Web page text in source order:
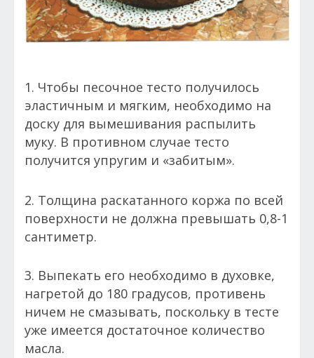
1. Чтобы песочное тесто получилось
эластичным и мягким, необходимо на
доску для вымешивания распылить
муку. В противном случае тесто
получится упругим и «забитым».
2. Толщина раскатанного коржа по всей
поверхности не должна превышать 0,8-1
сантиметр.
3. Выпекать его необходимо в духовке,
нагретой до 180 градусов, противень
ничем не смазывать, поскольку в тесте
уже имеется достаточное количество
масла.